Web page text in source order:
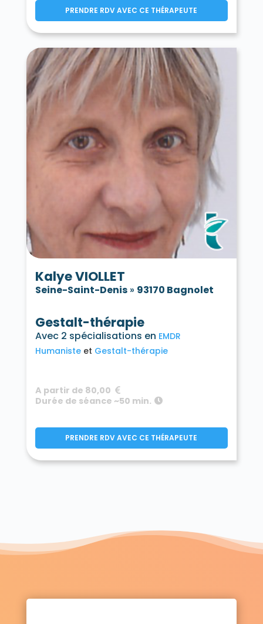
PRENDRE RDV AVEC CE THÉRAPEUTE
Kalye VIOLLET
Seine-Saint-Denis» 93170 Bagnolet
Gestalt-thérapie
Avec 2 spécialisations en EMDR
Humaniste
Gestalt-thérapie
A partir de 80,00
Durée de séance ~50 min.
PRENDRE RDV AVEC CE THÉRAPEUTE